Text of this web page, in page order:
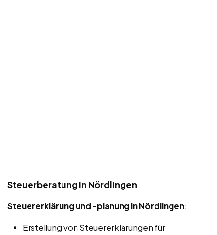
Steuerberatung in Nördlingen
Steuererklärung und -planung in Nördlingen:
Erstellung von Steuererklärungen für